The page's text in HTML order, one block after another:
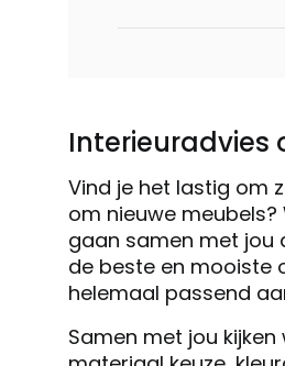
Interieuradvies
Vind je het lastig om
om nieuwe
gaan samen met jou
de beste en mooiste
helemaal passend
Samen met jou